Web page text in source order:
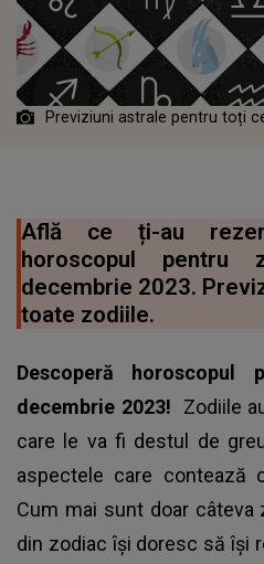
Previziuni astrale pentru toți
Află ce ți-au
horoscopul
decembrie 2023.
toate zodiile.
Descoperă horoscopul
decembrie 2023! Zodiile
care le va fi destul de
aspectele care contează
Cum mai sunt doar câteva
din zodiac își doresc să își